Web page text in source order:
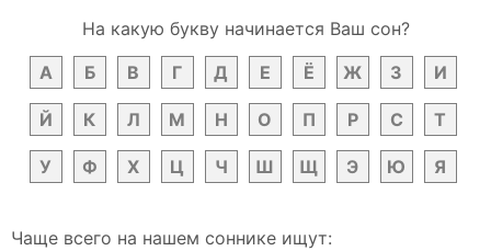
На какую букву начинается Ваш сон?
А
Б В Г Д Е Ё Ж З И
Й К Л М Н О П Р С Т
У Ф Х Ц Ч Ш Щ Э Ю Я
Чаще всего на нашем соннике ищут: